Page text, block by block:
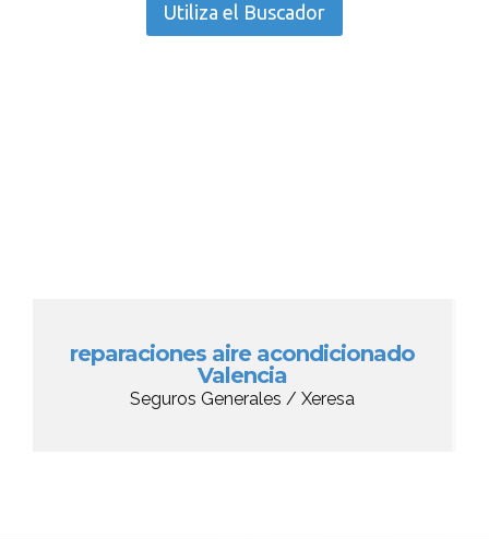
Utiliza el Buscador
reparaciones aire acondicionado
Valencia
Seguros Generales / Xeresa